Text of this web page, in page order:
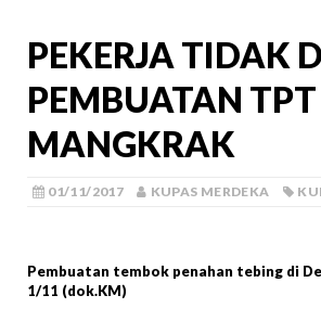
PEKERJA TIDAK
PEMBUATAN
MANGKRAK
01/11/2017 KUPAS MERDEKA
Pembuatan tembok penahan tebing di
1/11 (dok.KM)